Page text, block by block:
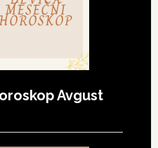
Avgust